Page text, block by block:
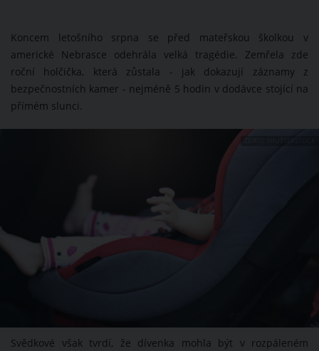
Koncem letošního srpna se před mateřskou školkou v
americké Nebrasce odehrála velká tragédie. Zemřela zde
roční holčička, která zůstala - jak dokazují záznamy z
bezpečnostních kamer - nejméně 5 hodin v dodávce stojící na
přímém slunci.
Svědkové však tvrdí, že dívenka mohla být v rozpáleném